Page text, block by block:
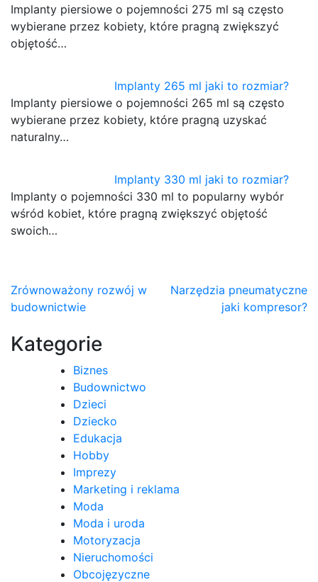
Implanty piersiowe o pojemności 275 ml są często
wybierane przez kobiety, które pragną zwiększyć
objętość…
Implanty 265 ml jaki to rozmiar?
Implanty piersiowe o pojemności 265 ml są często
wybierane przez kobiety, które pragną uzyskać
naturalny…
Implanty 330 ml jaki to rozmiar?
Implanty o pojemności 330 ml to popularny wybór
wśród kobiet, które pragną zwiększyć objętość
swoich…
Nawigacja
wpisu
Zrównoważony rozwój w
budownictwie
Narzędzia pneumatyczne
jaki kompresor?
Kategorie
Biznes
Budownictwo
Dzieci
Dziecko
Edukacja
Hobby
Imprezy
Marketing i reklama
Moda
Moda i uroda
Motoryzacja
Nieruchomości
Obcojęzyczne